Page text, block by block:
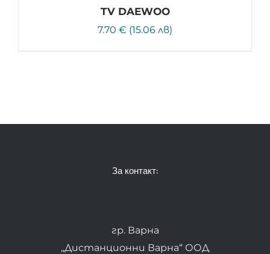
TV DAEWOO
7.70 € (15.06 лв)
За контакт:
гр. Варна
„Дистанционни Варна“ ООД